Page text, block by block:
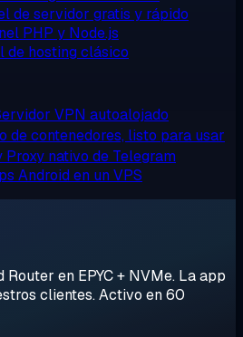
de servidor gratis y rápido
PHP y Node.js
de hosting clásico
VPN autoalojado
de contenedores, listo para usar
Proxy nativo de Telegram
Android en un VPS
en EPYC + NVMe. La app
clientes. Activo en 60